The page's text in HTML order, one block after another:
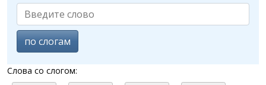
по слогам
Слова со слогом: